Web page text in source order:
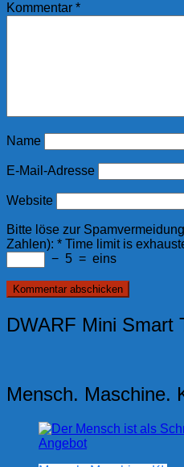
Kommentar *
Name
E-Mail-Adresse
Website
Bitte löse zur
Zahlen): * Time limit is
− 5 = eins
DWARF Mini Smart
Mensch. Maschine.